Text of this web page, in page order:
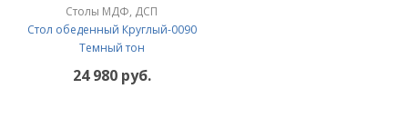
Столы МДФ, ДСП
Стол обеденный Круглый-0090
Темный тон
24 980 руб.